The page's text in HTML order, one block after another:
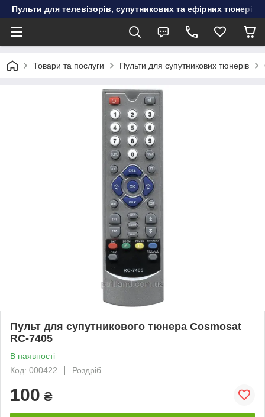
Пульти для телевізорів, супутникових та ефірних тюнерів,
Товари та послуги Пульти для супутникових тюнерів
Пульт для супутникового тюнера Cosmosat
RC-7405
В наявності
Код: 000422
Роздріб
100 ₴